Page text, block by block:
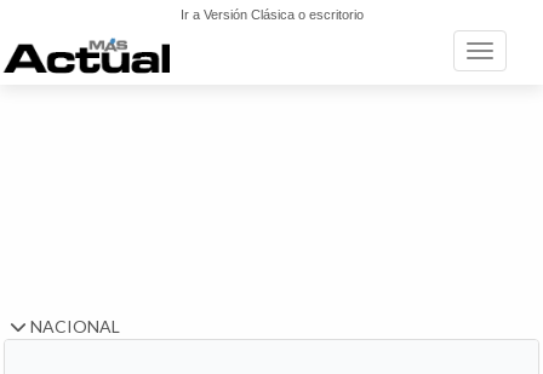
Ir a Versión Clásica o escritorio
Toggle
NACIONAL